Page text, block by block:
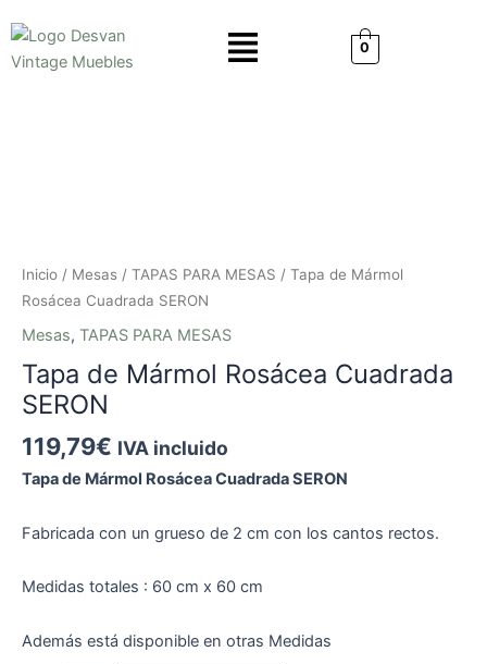
contenido
Menú
0
Inicio / Mesas / TAPAS PARA MESAS / Tapa de Mármol
Rosácea Cuadrada SERON
Mesas, TAPAS PARA MESAS
Tapa de Mármol Rosácea Cuadrada
SERON
119,79€ IVA incluido
Tapa de Mármol Rosácea Cuadrada SERON
Fabricada con un grueso de 2 cm con los cantos rectos.
Medidas totales : 60 cm x 60 cm
Además está disponible en otras Medidas
cantidad